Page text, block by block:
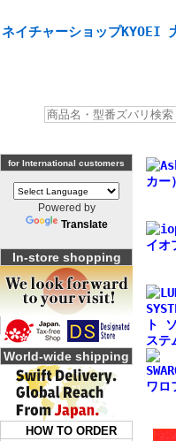
ネイチャーショップKYOEI
for International customers
Powered by
Translate
In-store shopping
World-wide shipping
HOW TO ORDER